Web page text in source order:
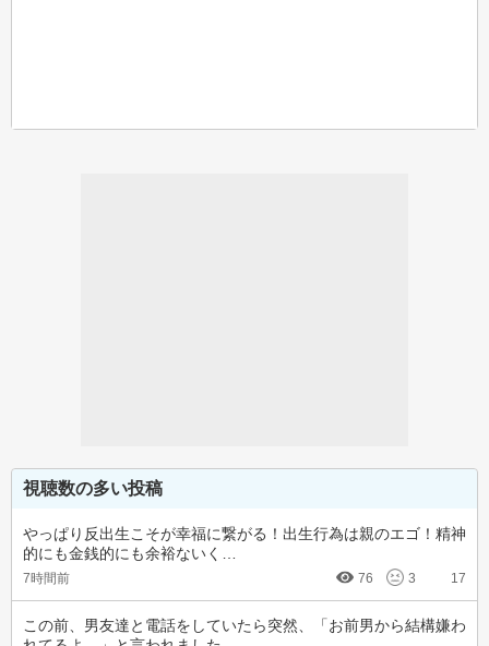
視聴数の多い投稿
やっぱり反出生こそが幸福に繋がる！出生行為は親のエゴ！精神
的にも金銭的にも余裕ないく…
7時間前 76 3 17
この前、男友達と電話をしていたら突然、「お前男から結構嫌わ